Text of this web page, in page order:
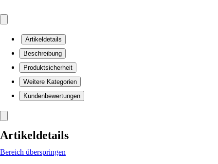
Artikeldetails
Beschreibung
Produktsicherheit
Weitere Kategorien
Kundenbewertungen
Artikeldetails
Bereich überspringen